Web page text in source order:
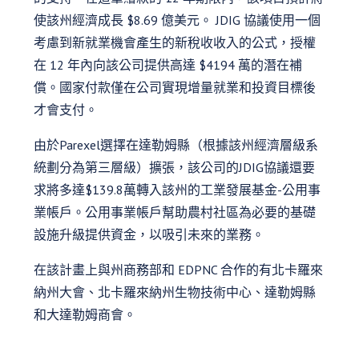
使該州經濟成長 $8.69 億美元。 JDIG 協議使用一個
考慮到新就業機會產生的新稅收收入的公式，授權
在 12 年內向該公司提供高達 $4194 萬的潛在補
償。國家付款僅在公司實現增量就業和投資目標後
才會支付。
由於Parexel選擇在達勒姆縣（根據該州經濟層級系
統劃分為第三層級）擴張，該公司的JDIG協議還要
求將多達$139.8萬轉入該州的工業發展基金-公用事
業帳戶。公用事業帳戶幫助農村社區為必要的基礎
設施升級提供資金，以吸引未來的業務。
在該計畫上與州商務部和 EDPNC 合作的有北卡羅來
納州大會、北卡羅來納州生物技術中心、達勒姆縣
和大達勒姆商會。